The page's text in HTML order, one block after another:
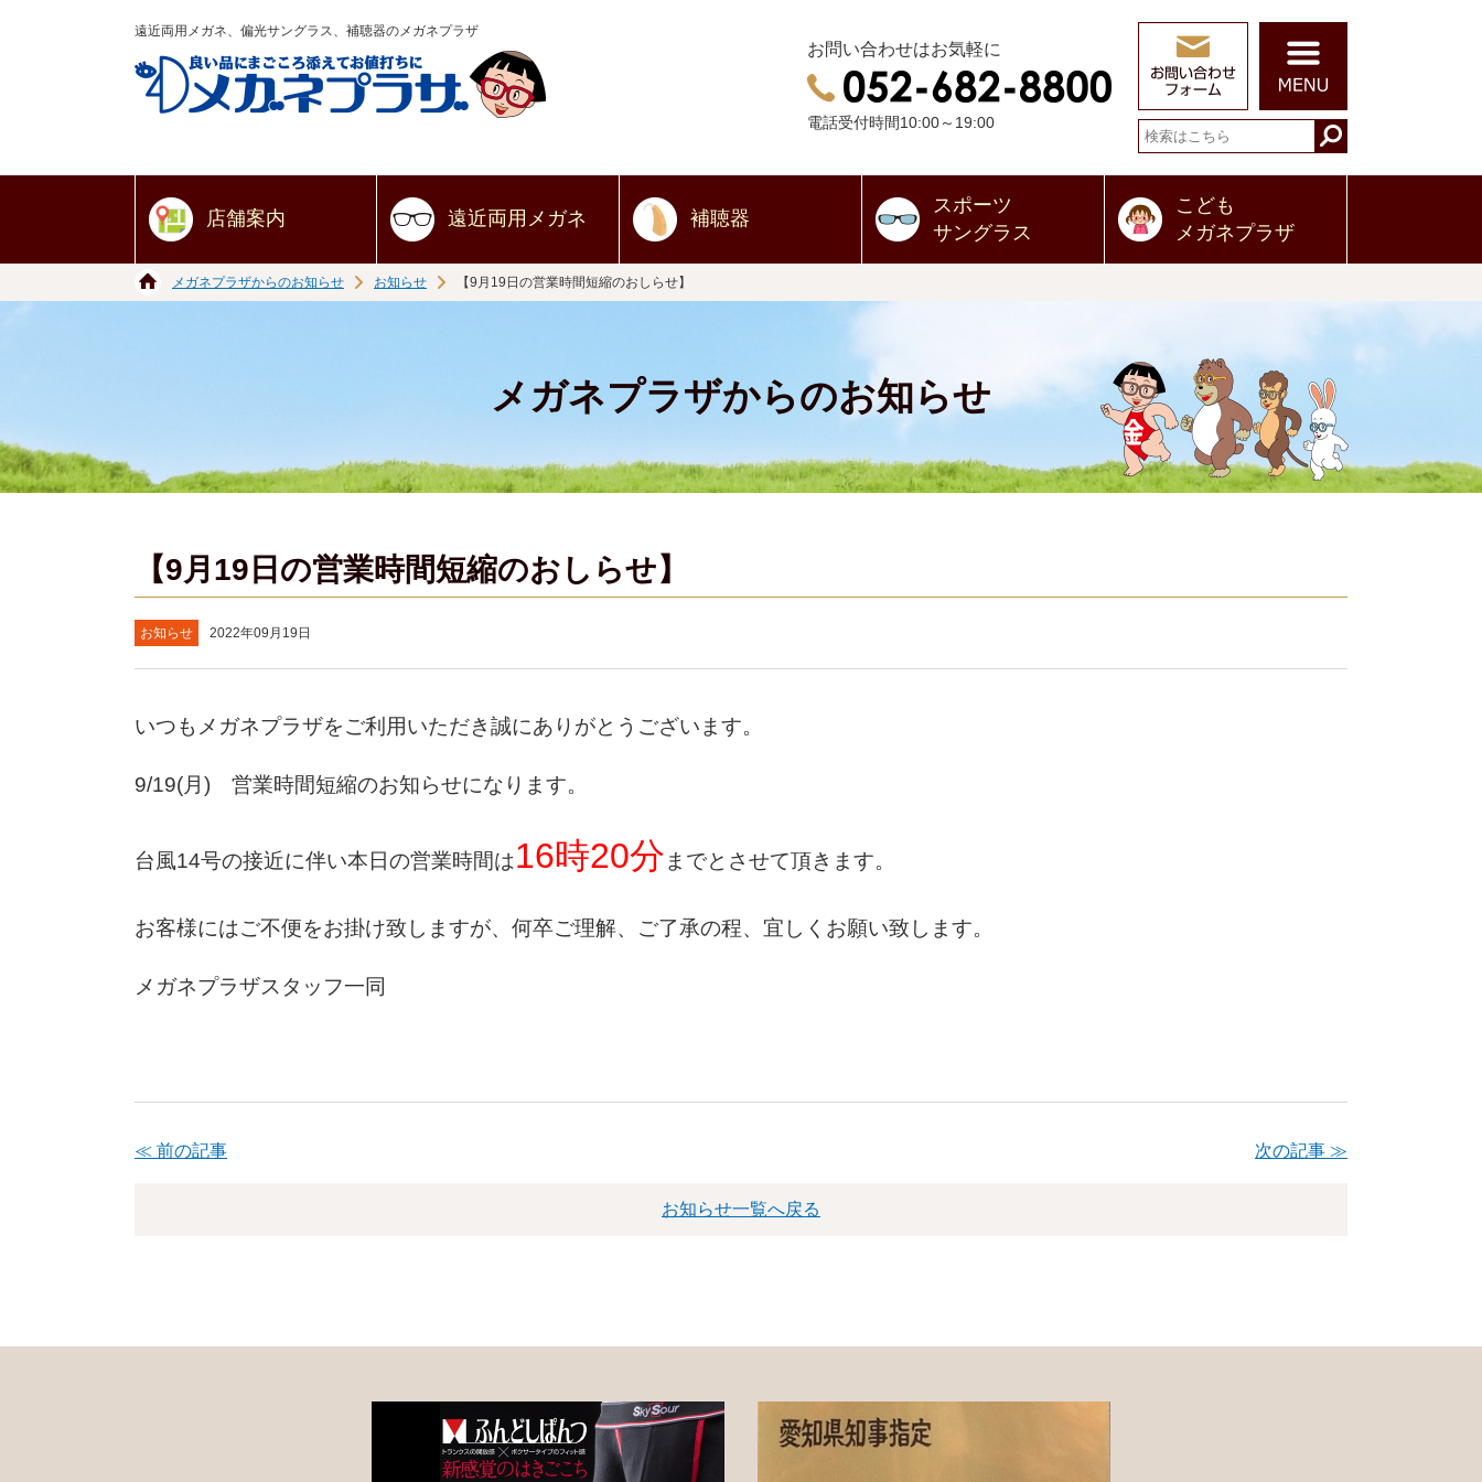
遠近両用メガネ、偏光サングラス、補聴器のメガネプラザ
お問い合わせはお気軽に
電話受付時間10:00～19:00
店舗案内 遠近両用 メガネ 補聴器
スポーツ
サングラス
こども
メガネプラザ
メガネプラザからのお知らせ お知らせ 【9月19日の営業時間短縮のおしらせ】
メガネプラザからのお知らせ
【9月19日の営業時間短縮のおしらせ】
お知らせ 2022年09月19日
いつもメガネプラザをご利用いただき誠にありがとうございます。
9/19(月) 営業時間短縮のお知らせになります。
台風14号の接近に伴い本日の営業時間は16時20分 までとさせて頂きます。
お客様にはご不便をお掛け致しますが、何卒ご理解、ご了承の程、宜しくお願い致します。
メガネプラザスタッフ一同
≪ 前の記事 次の記事 ≫
お知らせ一覧へ戻る